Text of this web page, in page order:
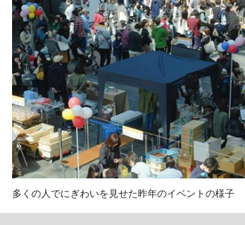
多くの人でにぎわいを見せた昨年のイベントの様子